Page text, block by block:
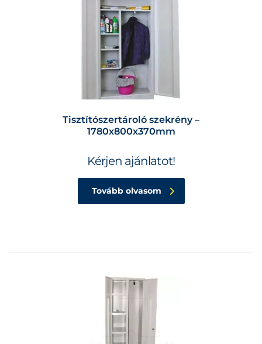
Tisztítószertároló szekrény –
1780x800x370mm
Kérjen ajánlatot!
Tovább olvasom